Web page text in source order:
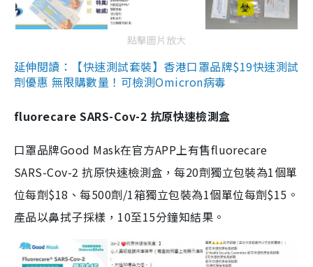
點擊圖片放大
延伸閱讀：【快速測試套裝】香港口罩品牌$19快速測試
劑優惠 無限購數量！可檢測Omicron病毒
fluorecare SARS-Cov-2 抗原快速檢測盒
口罩品牌Good Mask在官方APP上有售fluorecare
SARS-Cov-2 抗原快速檢測盒，每20劑獨立包裝為1個單
位每劑$18、每500劑/1箱獨立包裝為1個單位每劑$15。
產品以鼻拭子採樣，10至15分鐘知結果。